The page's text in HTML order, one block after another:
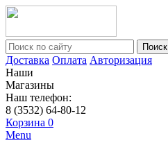
Поиск
Доставка Оплата Авторизация
Наши
Магазины
Наш телефон:
8 (3532) 64-80-12
Корзина 0
Menu